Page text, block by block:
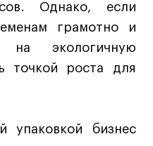
Однако, если
грамотно и
на экологичную
точкой роста для
упаковкой бизнес